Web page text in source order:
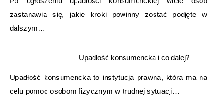
zastanawia się, jakie kroki powinny zostać podjęte w
dalszym…
Upadłość konsumencka i co dalej?
Upadłość konsumencka to instytucja prawna, która ma na
celu pomoc osobom fizycznym w trudnej sytuacji…